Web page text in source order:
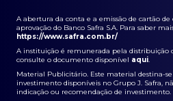
A abertura da conta e a emissão de cartão de
aprovação do Banco Safra S.A. Para saber
https://www.safra.com.br/
A instituição é remunerada pela distribuição
consulte o documento disponível aqui.
Material Publicitário. Este material destina-se
investimento disponíveis no Grupo J. Safra,
indicação ou recomendação de investimento.